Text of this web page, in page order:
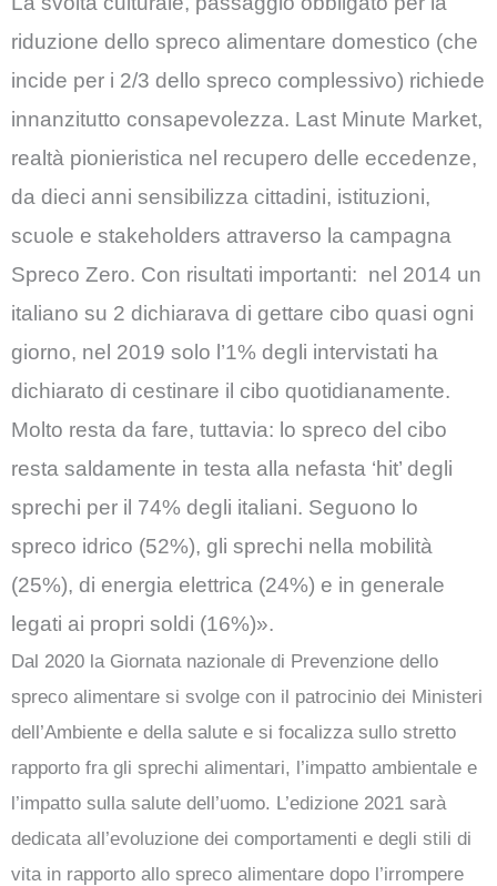
riduzione dello spreco alimentare domestico (che
incide per i 2/3 dello spreco complessivo) richiede
innanzitutto consapevolezza. Last Minute Market,
realtà pionieristica nel recupero delle eccedenze,
da dieci anni sensibilizza cittadini, istituzioni,
scuole e stakeholders attraverso la campagna
Spreco Zero. Con risultati importanti: nel 2014 un
italiano su 2 dichiarava di gettare cibo quasi ogni
giorno, nel 2019 solo l’1% degli intervistati ha
dichiarato di cestinare il cibo quotidianamente.
Molto resta da fare, tuttavia: lo spreco del cibo
resta saldamente in testa alla nefasta ‘hit’ degli
sprechi per il 74% degli italiani. Seguono lo
spreco idrico (52%), gli sprechi nella mobilità
(25%), di energia elettrica (24%) e in generale
legati ai propri soldi (16%)».
Dal 2020 la Giornata nazionale di Prevenzione dello
spreco alimentare si svolge con il patrocinio dei Ministeri
dell’Ambiente e della salute e si focalizza sullo stretto
rapporto fra gli sprechi alimentari, l’impatto ambientale e
l’impatto sulla salute dell’uomo. L’edizione 2021 sarà
dedicata all’evoluzione dei comportamenti e degli stili di
vita in rapporto allo spreco alimentare dopo l’irrompere